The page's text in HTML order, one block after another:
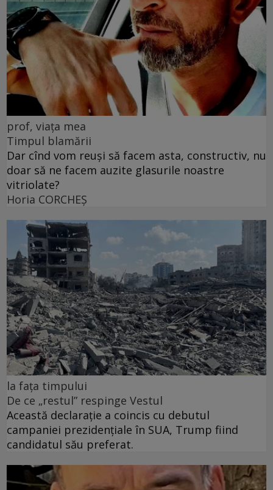
prof, viața mea
Timpul blamării
Dar cînd vom reuși să facem asta, constructiv, nu
doar să ne facem auzite glasurile noastre
vitriolate?
Horia CORCHEŞ
la fața timpului
De ce „restul” respinge Vestul
Această declarație a coincis cu debutul
campaniei prezidențiale în SUA, Trump fiind
candidatul său preferat.